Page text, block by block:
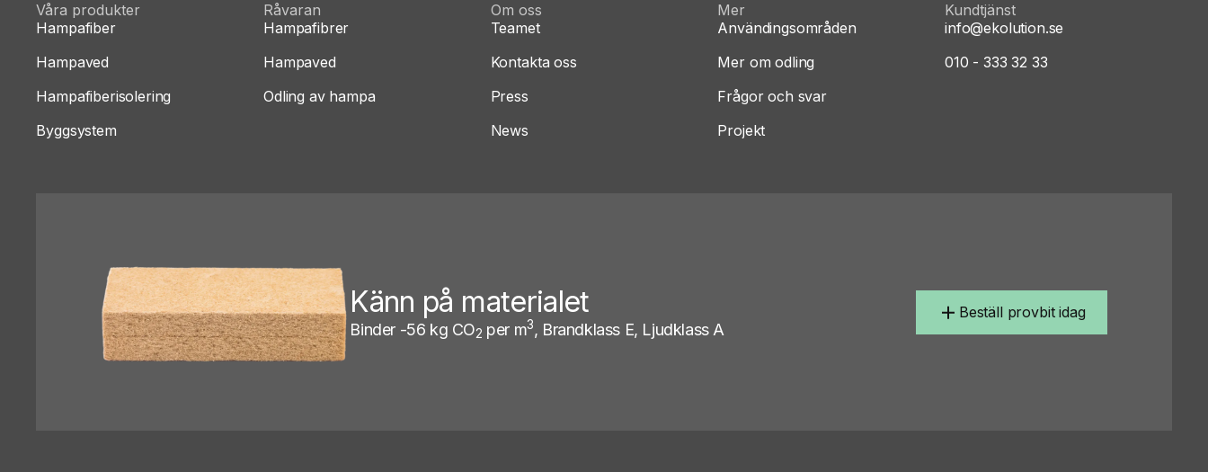
Våra produkter
Hampafiber
Hampaved
Hampafiberisolering
Byggsystem
Råvaran
Hampafibrer
Hampaved
Odling av hampa
Om oss
Teamet
Kontakta oss
Press
News
Mer
Användingsområden
Mer om odling
Frågor och svar
Projekt
Kundtjänst
info@ekolution.se
010 - 333 32 33
Känn på materialet
Binder -56 kg CO2 per m3, Brandklass E, Ljudklass A
Beställ provbit idag